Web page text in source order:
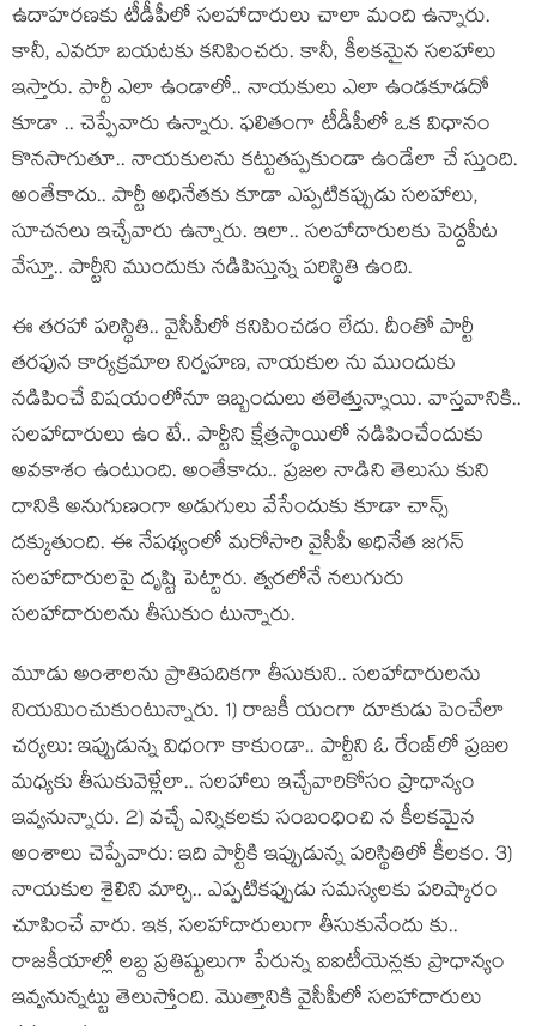
ఉదాహ‌ర‌ణ‌కు టీడీపీలో స‌ల‌హాదారులు చాలా మంది ఉన్నారు.
కానీ, ఎవ‌రూ బ‌య‌ట‌కు క‌నిపించ‌రు. కానీ, కీల‌క‌మైన స‌ల‌హాలు
ఇస్తారు. పార్టీ ఎలా ఉండాలో.. నాయ‌కులు ఎలా ఉండ‌కూడ‌దో
కూడా .. చెప్పేవారు ఉన్నారు. ఫ‌లితంగా టీడీపీలో ఒక విధానం
కొన‌సాగుతూ.. నాయ‌కుల‌ను క‌ట్టుత‌ప్ప‌కుండా ఉండేలా చే స్తుంది.
అంతేకాదు.. పార్టీ అధినేత‌కు కూడా ఎప్పటిక‌ప్పుడు స‌ల‌హాలు,
సూచ‌న‌లు ఇచ్చేవారు ఉన్నారు. ఇలా.. స‌ల‌హాదారుల‌కు పెద్ద‌పీట
వేస్తూ.. పార్టీని ముందుకు న‌డిపిస్తున్న ప‌రిస్థితి ఉంది.
ఈ త‌ర‌హా ప‌రిస్థితి.. వైసీపీలో క‌నిపించ‌డం లేదు. దీంతో పార్టీ
త‌ర‌ఫున కార్య‌క్ర‌మాల నిర్వ‌హ‌ణ‌, నాయ‌కుల ను ముందుకు
న‌డిపించే విష‌యంలోనూ ఇబ్బందులు త‌లెత్తున్నాయి. వాస్త‌వానికి..
స‌ల‌హాదారులు ఉం టే.. పార్టీని క్షేత్ర‌స్థాయిలో న‌డిపించేందుకు
అవ‌కాశం ఉంటుంది. అంతేకాదు.. ప్ర‌జ‌ల నాడిని తెలుసు కుని
దానికి అనుగుణంగా అడుగులు వేసేందుకు కూడా చాన్స్
ద‌క్కుతుంది. ఈ నేప‌థ్యంలో మ‌రోసారి వైసీపీ అధినేత జ‌గ‌న్
స‌ల‌హాదారుల‌పై దృష్టి పెట్టారు. త్వ‌ర‌లోనే న‌లుగురు
స‌ల‌హాదారుల‌ను తీసుకుం టున్నారు.
మూడు అంశాల‌ను ప్రాతిప‌దిక‌గా తీసుకుని.. స‌ల‌హాదారుల‌ను
నియ‌మించుకుంటున్నారు. 1) రాజ‌కీ యంగా దూకుడు పెంచేలా
చ‌ర్య‌లు: ఇప్పుడున్న విధంగా కాకుండా.. పార్టీని ఓ రేంజ్‌లో ప్ర‌జల
మ‌ధ్య‌కు తీసుకువెళ్లేలా.. స‌ల‌హాలు ఇచ్చేవారికోసం ప్రాధాన్యం
ఇవ్వ‌నున్నారు. 2) వ‌చ్చే ఎన్నిక‌ల‌కు సంబంధించి న కీల‌క‌మైన
అంశాలు చెప్పేవారు: ఇది పార్టీకి ఇప్పుడున్న ప‌రిస్థితిలో కీల‌కం. 3)
నాయ‌కుల శైలిని మార్చి.. ఎప్ప‌టిక‌ప్పుడు స‌మ‌స్య‌ల‌కు ప‌రిష్కారం
చూపించే వారు. ఇక‌, స‌ల‌హాదారులుగా తీసుకునేందు కు..
రాజ‌కీయాల్లో ల‌బ్ద ప్ర‌తిష్టులుగా పేరున్న ఐఐటీయెన్లకు ప్రాధాన్యం
ఇవ్వ‌నున్న‌ట్టు తెలుస్తోంది. మొత్తానికి వైసీపీలో స‌ల‌హాదారులు